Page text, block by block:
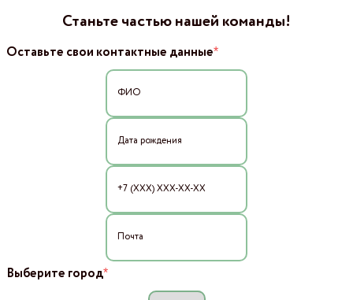
Станьте частью нашей команды!
Оставьте свои контактные данные*
Выберите город*